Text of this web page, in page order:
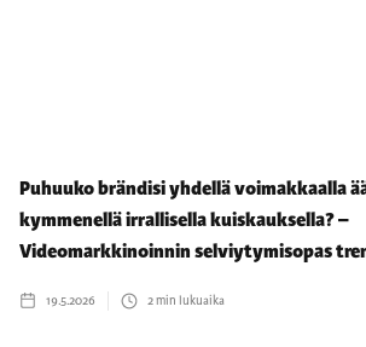
Puhuuko brändisi yhdellä voimakkaalla
kymmenellä irrallisella kuiskauksella? –
Videomarkkinoinnin selviytymisopas
19.5.2026 2min lukuaika